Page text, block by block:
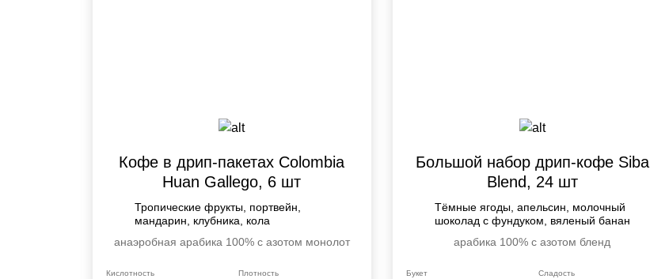
Кофе в дрип-пакетах Colombia
Huan Gallego, 6 шт
Тропические фрукты, портвейн,
мандарин, клубника, кола
анаэробная арабика 100% с азотом монолот
Кислотность Плотность
Большой набор дрип-кофе Siba
Blend, 24 шт
Тёмные ягоды, апельсин, молочный
шоколад с фундуком, вяленый банан
арабика 100% с азотом бленд
Букет Сладость